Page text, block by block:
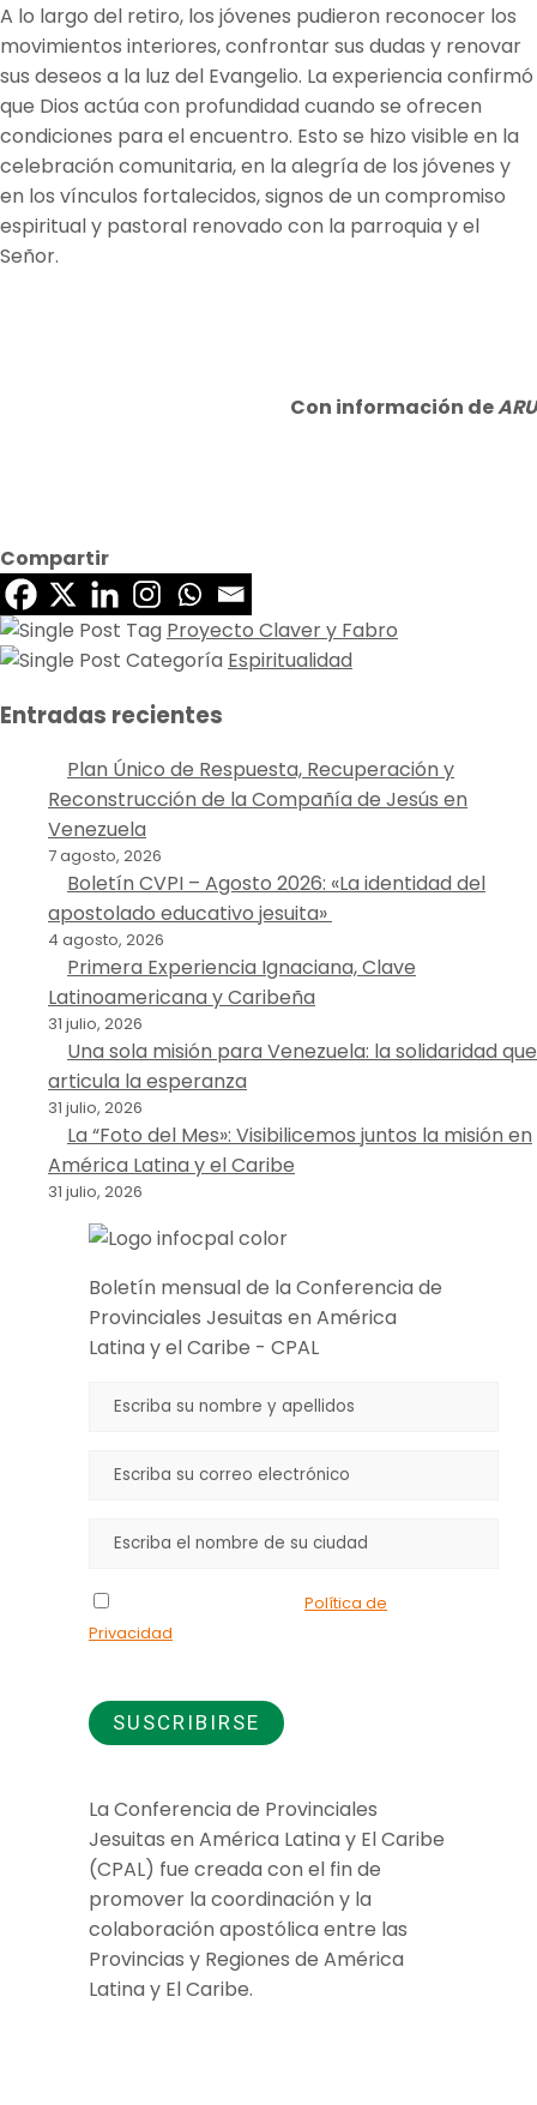
A lo largo del retiro, los jóvenes pudieron reconocer los
movimientos interiores, confrontar sus dudas y renovar
sus deseos a la luz del Evangelio. La experiencia confirmó
que Dios actúa con profundidad cuando se ofrecen
condiciones para el encuentro. Esto se hizo visible en la
celebración comunitaria, en la alegría de los jóvenes y
en los vínculos fortalecidos, signos de un compromiso
espiritual y pastoral renovado con la parroquia y el
Señor.
Con información deARU
Compartir
Proyecto Claver y Fabro
Espiritualidad
Entradas recientes
Plan Único de Respuesta, Recuperación y
Reconstrucción de la Compañía de Jesús en
Venezuela
7 agosto, 2026
Boletín CVPI – Agosto 2026: «La identidad del
apostolado educativo jesuita»
4 agosto, 2026
Primera Experiencia Ignaciana, Clave
Latinoamericana y Caribeña
31 julio, 2026
Una sola misión para Venezuela: la solidaridad que
articula la esperanza
31 julio, 2026
La “Foto del Mes»: Visibilicemos juntos la misión en
América Latina y el Caribe
31 julio, 2026
Boletín mensual de la Conferencia de
Provinciales Jesuitas en América
Latina y el Caribe - CPAL
Política de
Privacidad
La Conferencia de Provinciales
Jesuitas en América Latina y El Caribe
(CPAL) fue creada con el fin de
promover la coordinación y la
colaboración apostólica entre las
Provincias y Regiones de América
Latina y El Caribe.